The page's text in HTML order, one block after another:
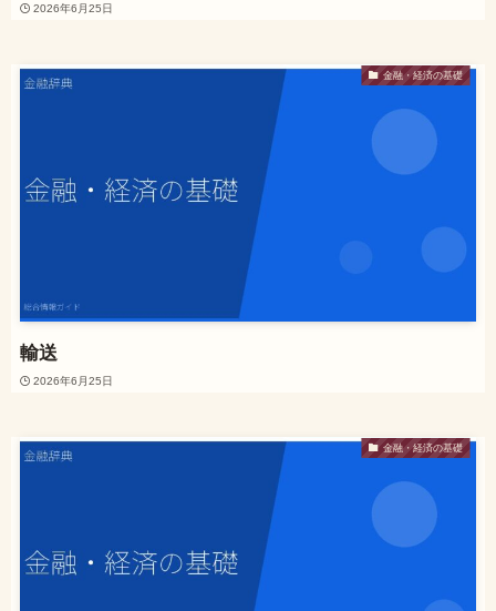
2026年6月25日
金融・経済の基礎
輸送
2026年6月25日
金融・経済の基礎